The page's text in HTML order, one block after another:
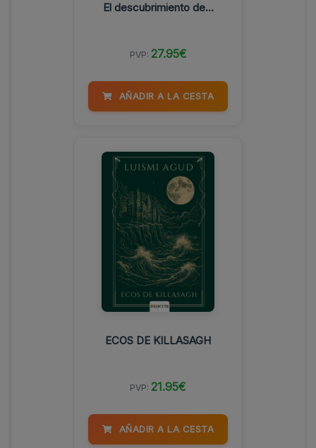
El descubrimiento de...
PVP: 27.95€
AÑADIR A LA CESTA
ECOS DE KILLASAGH
PVP: 21.95€
AÑADIR A LA CESTA